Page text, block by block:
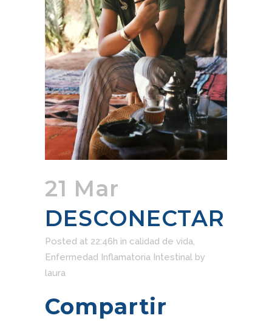
21 Mar
DESCONECTAR
Posted at 22:46h in calidad de vida,
Enfermedad Inflamatoria Intestinal by
laura
Compartir